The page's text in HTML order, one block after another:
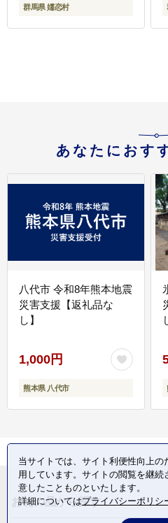
群馬県 嬬恋村
あなたにおす
八代市 令和8年熊本地震
災害支援【返礼品な
し】
1,000円
熊本県 八代市
お礼の品から探す
当サイトでは、サイト利便性向上
用しています。サイトの閲覧を継続
意したことものといたします。
詳細についてはプライバシーポリシ